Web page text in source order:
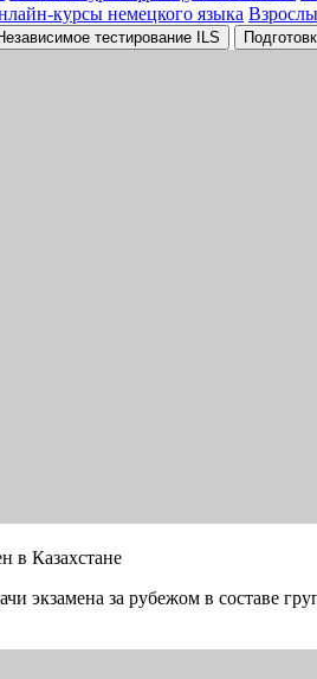
курсы немецкого языка
тестирование ILS
в Казахстане
экзамена за рубежом в составе